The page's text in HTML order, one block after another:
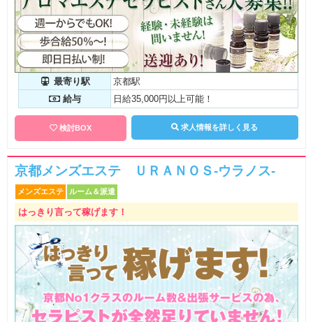
最寄り駅
京都駅
給与
日給35,000円以上可能！
検討BOX 求人情報を詳しく見る
京都メンズエステ ＵＲＡＮＯＳ-ウラノス-
メンズエステ ルーム＆派遣
はっきり言って稼げます！